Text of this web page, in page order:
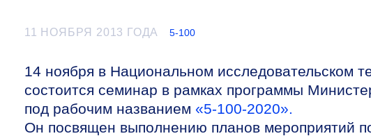
11 НОЯБРЯ 2013 ГОДА 5-100
14 ноября в Национальном исследовательском
состоится семинар в рамках программы
под рабочим названием «5-100-2020».
Он посвящен выполнению планов мероприятий